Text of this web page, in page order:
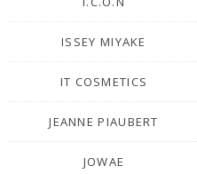
ISSEY MIYAKE
IT COSMETICS
JEANNE PIAUBERT
JOWAE